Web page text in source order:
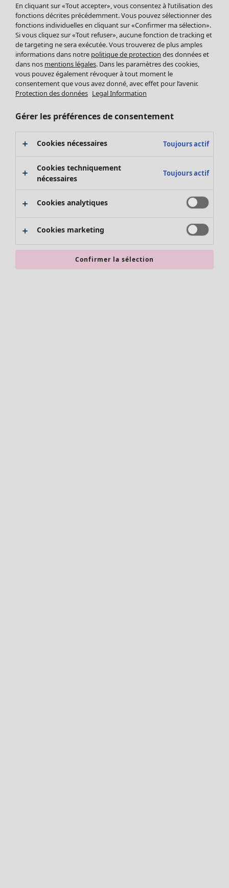
Leggings et collants
Accessoires
Chaussures
Vêtements de bain
Basics
Soldes Mobilier
Bonnes affaires déco
Décoration
Textiles
Tapis
Éponge
Promos SOLDES
Les promos de Gudrun Sjödén
Nouvel arrivage
Bonnes affaires en soldes - jusqu'à -70
En cliquant sur «Tout accepter», vous consentez à l’utilisation des
fonctions décrites précédemment. Vous pouvez sélectionner des
fonctions individuelles en cliquant sur «Confirmer ma sélection».
Si vous cliquez sur «Tout refuser», aucune fonction de tracking et
de targeting ne sera exécutée. Vous trouverez de plus amples
informations dans notre politique de protection des données et
dans nos mentions légales. Dans les paramètres des cookies,
vous pouvez également révoquer à tout moment le
consentement que vous avez donné, avec effet pour l’avenir.
Protection des données Legal Information
Gérer les préférences de consentement
Cookies nécessaires Toujours actif
Cookies techniquement
nécessaires
Toujours actif
Cookies analytiques
Cookies marketing
Confirmer la sélection